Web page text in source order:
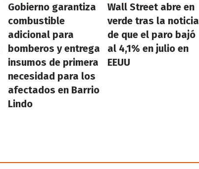
Gobierno garantiza
combustible
adicional para
bomberos y entrega
insumos de primera
necesidad para los
afectados en Barrio
Lindo
Wall Street abre en
verde tras la noticia
de que el paro bajó
al 4,1% en julio en
EEUU